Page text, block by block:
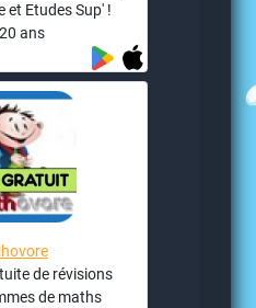
et Etudes Sup' !
ans
de révisions
de maths